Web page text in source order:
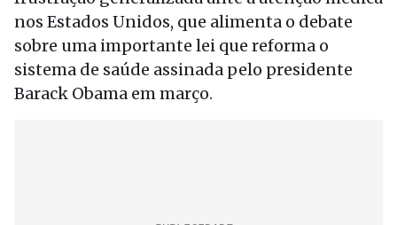
nos Estados Unidos, que alimenta o debate
sobre uma importante lei que reforma o
sistema de saúde assinada pelo presidente
Barack Obama em março.